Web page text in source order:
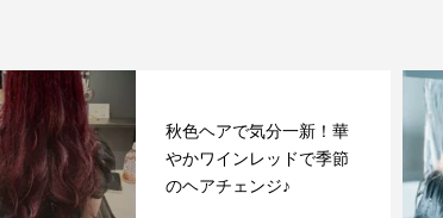
秋色ヘアで気分一新！華
やかワインレッドで季節
のヘアチェンジ♪